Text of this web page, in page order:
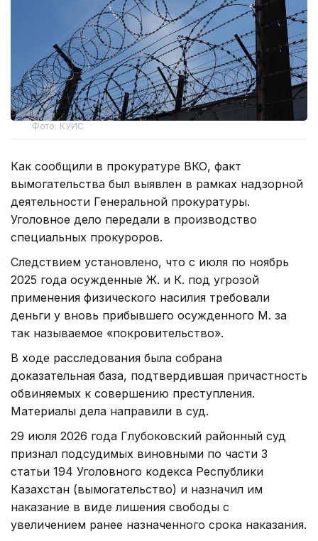
Фото: КУИС
Как сообщили в прокуратуре ВКО, факт
вымогательства был выявлен в рамках надзорной
деятельности Генеральной прокуратуры.
Уголовное дело передали в производство
специальных прокуроров.
Следствием установлено, что с июля по ноябрь
2025 года осужденные Ж. и К. под угрозой
применения физического насилия требовали
деньги у вновь прибывшего осужденного М. за
так называемое «покровительство».
В ходе расследования была собрана
доказательная база, подтвердившая причастность
обвиняемых к совершению преступления.
Материалы дела направили в суд.
29 июля 2026 года Глубоковский районный суд
признал подсудимых виновными по части 3
статьи 194 Уголовного кодекса Республики
Казахстан (вымогательство) и назначил им
наказание в виде лишения свободы с
увеличением ранее назначенного срока наказания.